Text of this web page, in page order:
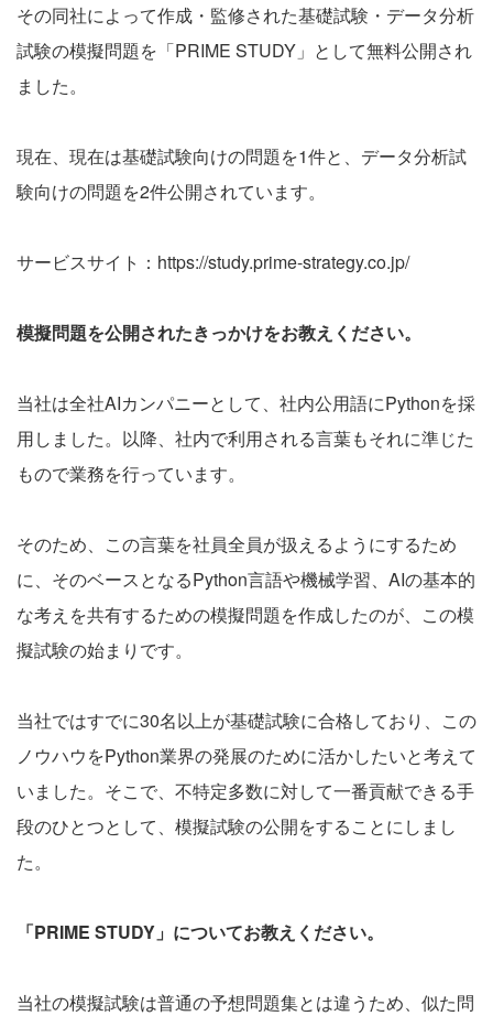
その同社によって作成・監修された基礎試験・データ分析
試験の模擬問題を「PRIME STUDY」として無料公開され
ました。
現在、現在は基礎試験向けの問題を1件と、データ分析試
験向けの問題を2件公開されています。
サービスサイト： https://study.prime-strategy.co.jp/
模擬問題を公開されたきっかけをお教えください。
当社は全社AIカンパニーとして、社内公用語にPythonを採
用しました。以降、社内で利用される言葉もそれに準じた
もので業務を行っています。
そのため、この言葉を社員全員が扱えるようにするため
に、そのベースとなるPython言語や機械学習、AIの基本的
な考えを共有するための模擬問題を作成したのが、この模
擬試験の始まりです。
当社ではすでに30名以上が基礎試験に合格しており、この
ノウハウをPython業界の発展のために活かしたいと考えて
いました。そこで、不特定多数に対して一番貢献できる手
段のひとつとして、模擬試験の公開をすることにしまし
た。
「PRIME STUDY」についてお教えください。
当社の模擬試験は普通の予想問題集とは違うため、似た問